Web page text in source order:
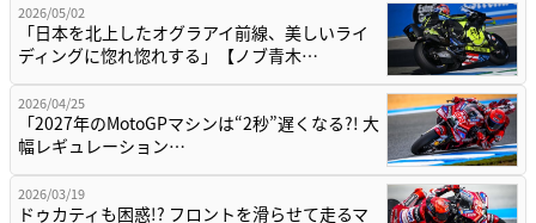
2026/05/02
「日本を北上したオグラアイ前線、美しいライ
ディングに惚れ惚れする」【ノブ青木…
2026/04/25
「2027年のMotoGPマシンは“2秒”遅くなる?! 大
幅レギュレーション…
2026/03/19
ドゥカティも困惑!? フロントを滑らせて走るマ